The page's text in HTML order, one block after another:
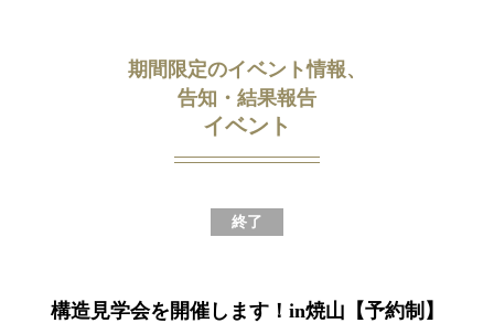
期間限定のイベント情報、
告知・結果報告
イベント
終了
構造見学会を開催します！in焼山【予約制】